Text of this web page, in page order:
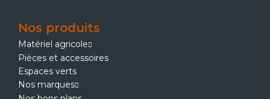
Nos produits
Matériel agricole
Pièces et accessoires
Espaces verts
Nos marques